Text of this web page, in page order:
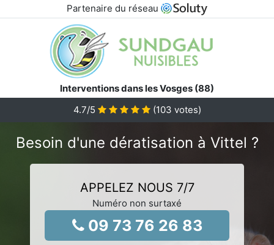
Partenaire du réseau
Interventions dans les Vosges (88)
4.7/5 (103 votes)
Besoin d'une dératisation à Vittel ?
APPELEZ NOUS 7/7
Numéro non surtaxé
09 73 76 26 83